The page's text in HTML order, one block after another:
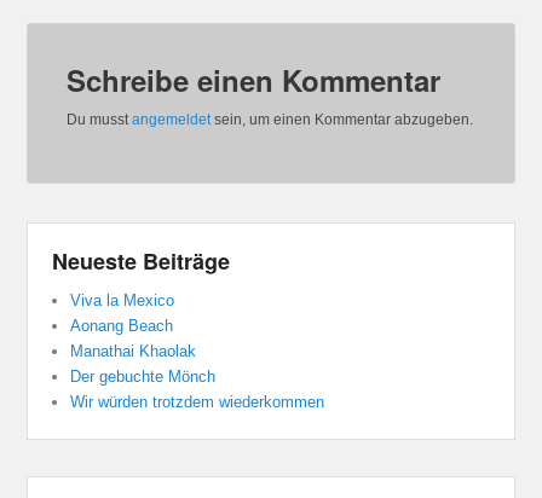
Schreibe einen Kommentar
Du musstangemeldetsein, um einen Kommentar abzugeben.
Neueste Beiträge
Viva la Mexico
Aonang Beach
Manathai Khaolak
Der gebuchte Mönch
Wir würden trotzdem wiederkommen